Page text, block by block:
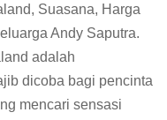
Suasana, Harga
Andy Saputra.
adalah
dicoba bagi pencinta
mencari sensasi